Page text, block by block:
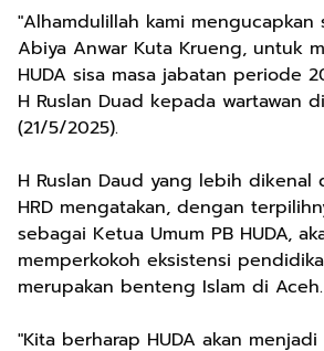
"Alhamdulillah kami mengucapkan
Abiya Anwar Kuta Krueng, untuk
HUDA sisa masa jabatan periode
H Ruslan Duad kepada wartawan
(21/5/2025).
H Ruslan Daud yang lebih dikenal
HRD mengatakan, dengan
sebagai Ketua Umum PB HUDA,
memperkokoh eksistensi
merupakan benteng Islam di Aceh.
"Kita berharap HUDA akan